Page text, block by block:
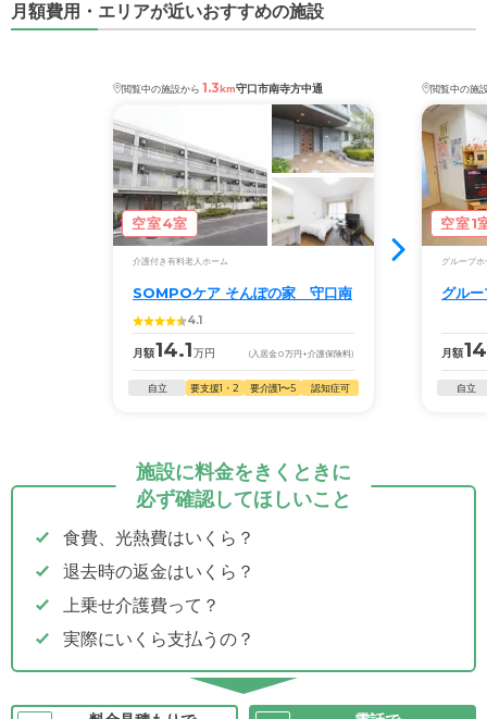
月額費用・エリアが近いおすすめの施設
閲覧中の施設から 1.3km守口市南寺方中通
空室4室
介護付き有料老人ホーム
SOMPOケア そんぽの家 守口南
4.1
月額14.1万円 (入居金0万円 +介護保険料)
自立 要支援1・2 要介護1〜5 認知症可
閲覧中の施
空室1
グループホ
グル
月額
自立
施設に料金をきくときに
必ず確認してほしいこと
食費、光熱費はいくら？
退去時の返金はいくら？
上乗せ介護費って？
実際にいくら支払うの？